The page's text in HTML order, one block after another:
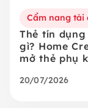
Cẩm nang tài
Thẻ tín
gì? Home
mở thẻ phụ
20/07/2026